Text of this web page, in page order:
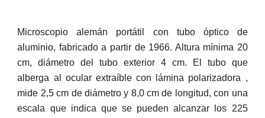
Microscopio alemán portátil con tubo óptico de
aluminio, fabricado a partir de 1966. Altura mínima 20
cm, diámetro del tubo exterior 4 cm. El tubo que
alberga al ocular extraíble con lámina polarizadora ,
mide 2,5 cm de diámetro y 8,0 cm de longitud, con una
escala que indica que se pueden alcanzar los 225